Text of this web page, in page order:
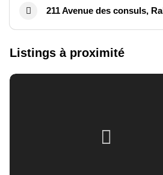
211 Avenue des consuls,
Listings à proximité